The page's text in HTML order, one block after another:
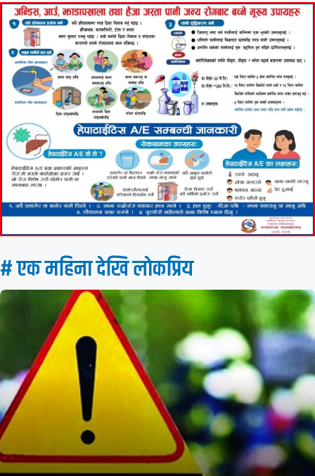
# एक महिना देखि लाेकप्रिय